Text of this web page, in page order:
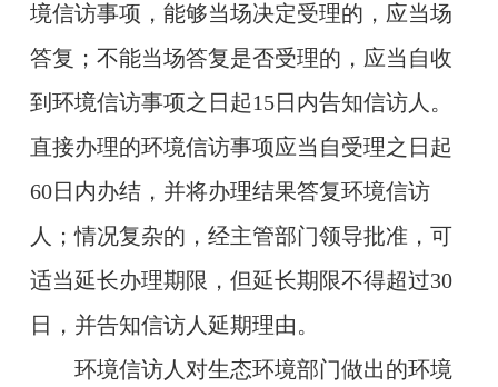
境信访事项，能够当场决定受理的，应当场
答复；不能当场答复是否受理的，应当自收
到环境信访事项之日起15日内告知信访人。
直接办理的环境信访事项应当自受理之日起
60日内办结，并将办理结果答复环境信访
人；情况复杂的，经主管部门领导批准，可
适当延长办理期限，但延长期限不得超过30
日，并告知信访人延期理由。
环境信访人对生态环境部门做出的环境